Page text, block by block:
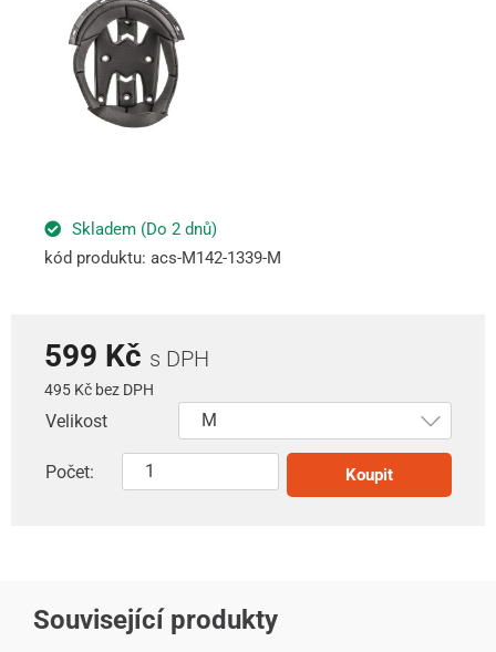
Skladem (Do 2 dnů)
kód produktu: acs-M142-1339-M
599 Kč s DPH
495 Kč bez DPH
Velikost
Počet: Koupit
Související produkty